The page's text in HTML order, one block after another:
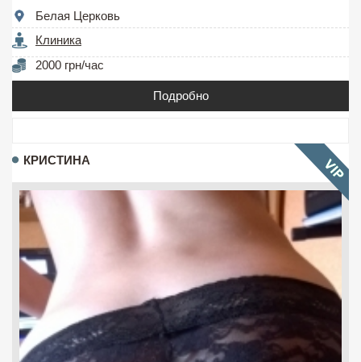
Белая Церковь
Клиника
2000 грн/час
Подробно
КРИСТИНА